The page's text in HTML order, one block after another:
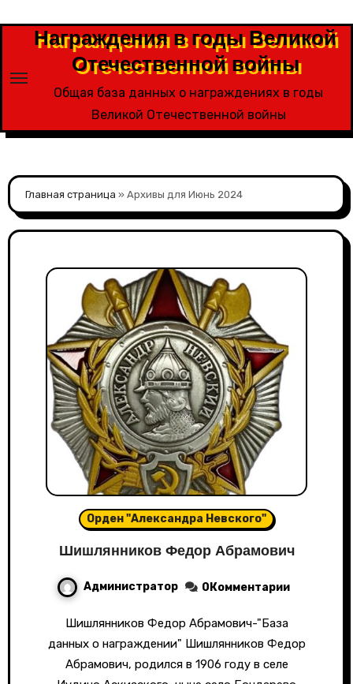
содержимому
Награждения в годы Великой
Отечественной войны
Общая база данных о награждениях в годы
Великой Отечественной войны
Главная страница »Архивы для Июнь 2024
Орден "Александра Невского"
Шишлянников Федор Абрамович
Администратор 0Комментарии
Шишлянников Федор Абрамович-"База
данных о награждении" Шишлянников Федор
Абрамович, родился в 1906 году в селе